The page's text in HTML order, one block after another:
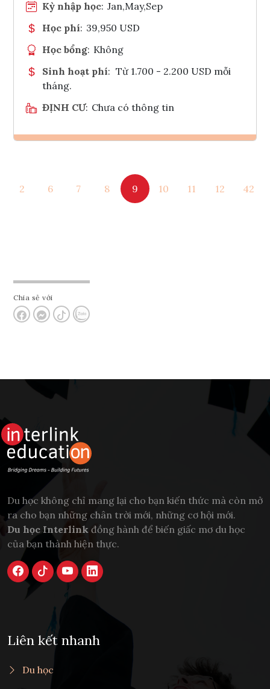
Kỳ nhập học: Jan,May,Sep
Học phí: 39,950 USD
Học bổng: Không
Sinh hoạt phí: Từ 1.700 - 2.200 USD mỗi
tháng.
ĐỊNH CƯ: Chưa có thông tin
Tham vấn Interlink
2 6 7 8 9 10 11 12 42
Chia sẻ với
Du học không chỉ mang lại cho bạn kiến thức mà còn mở
ra cho bạn những chân trời mới, những cơ hội mới.
Du học Interlink đồng hành để biến giấc mơ du học
của bạn thành hiện thực.
Liên kết nhanh
Du học